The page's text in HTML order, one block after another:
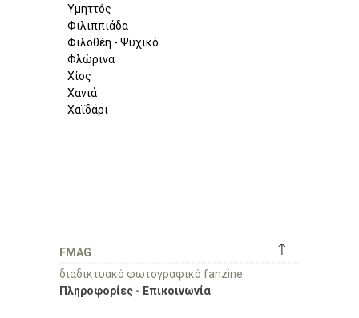
Υμηττός
Φιλιππιάδα
Φιλοθέη - Ψυχικό
Φλώρινα
Χίος
Χανιά
Χαϊδάρι
↑
FMAG
διαδικτυακό φωτογραφικό fanzine
Πληροφορίες - Επικοινωνία